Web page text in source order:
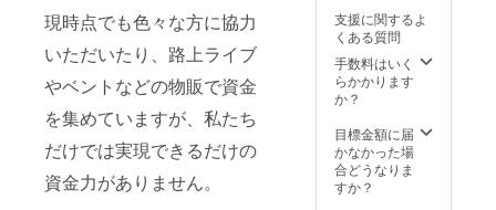
現時点でも色々な方に協力
いただいたり、路上ライブ
やベントなどの物販で資金
を集めていますが、私たち
だけでは実現できるだけの
資金力がありません。
ご記入
くださ
い。
支援に関するよ
くある質問
手数料はいく
らかかります
か？
目標金額に届
かなかった場
合どうなりま
すか？